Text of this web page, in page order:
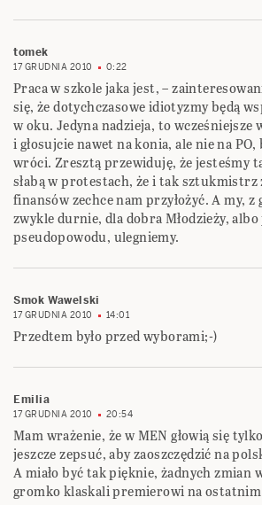
tomek
17 GRUDNIA 2010 0:22
Praca w szkole jaka jest, –
się, że dotychczasowe idiotyzmy będą
w oku. Jedyna nadzieja, to wcześniejsze
i głosujcie nawet na konia, ale nie na
wróci. Zresztą przewiduję, że jesteśmy
słabą w protestach, że i tak
finansów zechce nam przyłożyć. A my, z
zwykle durnie, dla dobra Młodzieży, albo
pseudopowodu, ulegniemy.
Smok Wawelski
17 GRUDNIA 2010 14:01
Przedtem było przed wyborami;-)
Emilia
17 GRUDNIA 2010 20:54
Mam wrażenie, że w MEN głowią się
jeszcze zepsuć, aby zaoszczędzić na
A miało być tak pięknie, żadnych zmian
gromko klaskali premierowi na ostatnim